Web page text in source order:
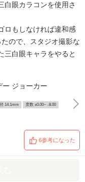
白眼カラコンを使用さ
ロもしなければ違和感
ので、スタジオ撮影な
三白眼キャラをやると
ー ジョーカー
14.1mm 度数 ±0.00~ -8.00
6参考になった